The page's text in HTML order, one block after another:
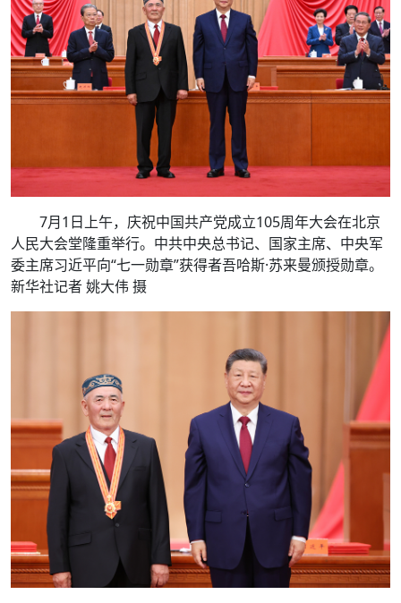
7月1日上午，庆祝中国共产党成立105周年大会在北京
人民大会堂隆重举行。中共中央总书记、国家主席、中央军
委主席习近平向“七一勋章”获得者吾哈斯·苏来曼颁授勋章。
新华社记者 姚大伟 摄